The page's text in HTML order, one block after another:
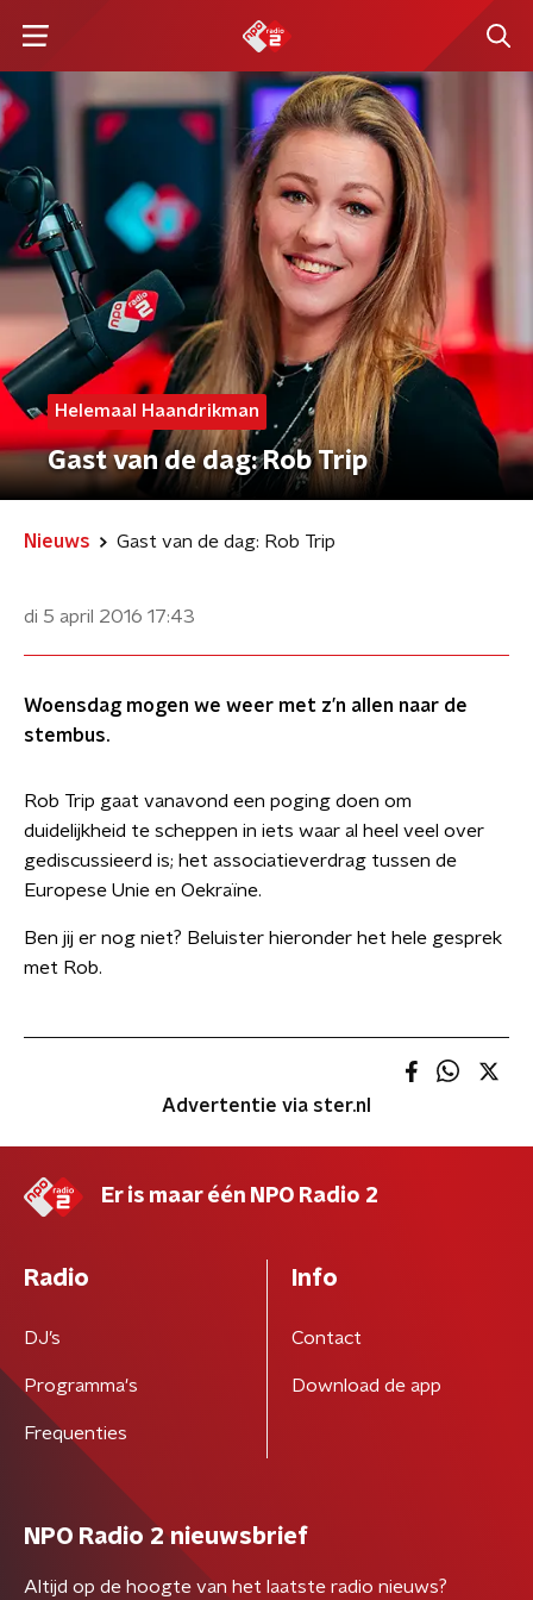
Helemaal Haandrikman
Gast van de dag: Rob Trip
Nieuws Gast van de dag: Rob Trip
di 5 april 2016 17:43
Woensdag mogen we weer met z’n allen naar de
stembus.
Rob Trip gaat vanavond een poging doen om
duidelijkheid te scheppen in iets waar al heel veel over
gediscussieerd is; het associatieverdrag tussen de
Europese Unie en Oekraïne.
​Ben jij er nog niet? Beluister hieronder het hele gesprek
met Rob.
Advertentie via ster.nl
Er is maar één NPO Radio 2
Radio
DJ’s
Programma's
Frequenties
Info
Contact
Download de app
NPO Radio 2 nieuwsbrief
Altijd op de hoogte van het laatste radio nieuws?